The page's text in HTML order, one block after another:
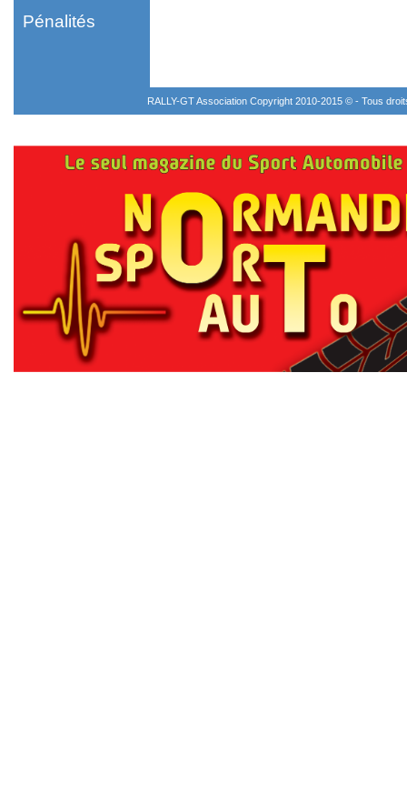
Pénalités
RALLY-GT Association Copyright 2010-2015 © - Tous